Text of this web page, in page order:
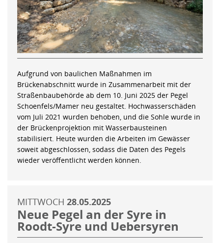
Aufgrund von baulichen Maßnahmen im
Brückenabschnitt wurde in Zusammenarbeit mit der
Straßenbaubehörde ab dem 10. Juni 2025 der Pegel
Schoenfels/Mamer neu gestaltet. Hochwasserschäden
vom Juli 2021 wurden behoben, und die Sohle wurde in
der Brückenprojektion mit Wasserbausteinen
stabilisiert. Heute wurden die Arbeiten im Gewässer
soweit abgeschlossen, sodass die Daten des Pegels
wieder veröffentlicht werden können.
MITTWOCH 28.05.2025
Neue Pegel an der Syre in
Roodt-Syre und Uebersyren